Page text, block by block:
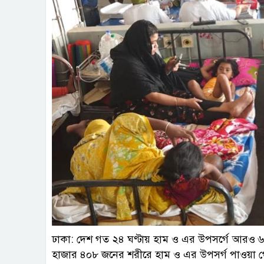
ঢাকা: দেশ গত ২৪ ঘণ্টায় হাম ও এর উপসর্গে আরও
হাজার ৪০৮ জনের শরীরে হাম ও এর উপসর্গ পাওয়া